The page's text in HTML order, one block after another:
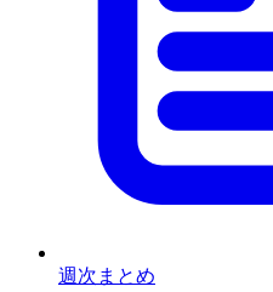
週次まとめ